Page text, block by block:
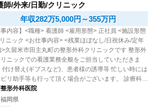
師/外来/日勤/クリニック
年収282万5,000円～355万円
事内容】<職種> 看護師 <雇用形態> 正社員 <施設形態
内容> <残業ほぼなし/日祝休み/定年
久留米市田主丸町の整形外科クリニックです 整形外
ニックでの看護業務全般をご担当していただきま
ビリ助手等も行って頂く場合がございます。 診療科
形外科、リウマチ科、リハビリテーション科 サ...
形外科医院
福岡県